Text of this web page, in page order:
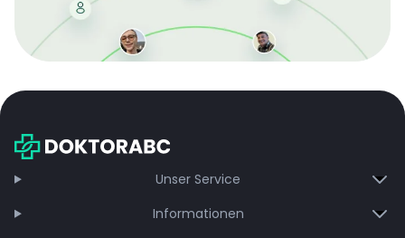
bei jeder Bestellung, erhalten schnelle Lieferung und
Unser Service
Informationen